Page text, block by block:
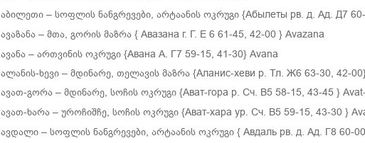
აბილეთი – სოფლის ნანგრევები, არტაანის ოკრუგი {Абылеты рв. д. Ад. Д7
ავაზანა – მთა, გორის მაზრა { Авазана г. Г. E 6 61-45, 42-00 } Avazana
ავანა – ართვინის ოკრუგი {Авана А. Г7 59-15, 41-30} Avana
ალანის-ხევი – მდინარე, თელავის მაზრა {Аланис-хеви р. Тл. Ж6 63-30, 42-
ავათ-გორა – მდინარე, სოჩის ოკრუგი {Ават-гора р. Сч. В5 58-15, 43-45 }
ავათ-ხარა – უროჩიშჩე, სოჩის ოკრუგი {Ават-хара ур. Сч. В5 59-15, 43-30 }
ავდალი – სოფლის ნანგრევები, არტაანის ოკრუგი { Авдаль рв. д. Ад. Г8 60-